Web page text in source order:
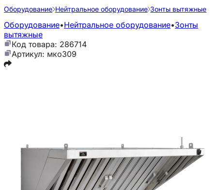
Оборудование Нейтральное оборудование Зонты вытяжные
Оборудование•Нейтральное оборудование•Зонты
вытяжные
Код товара: 286714
Артикул: мко309